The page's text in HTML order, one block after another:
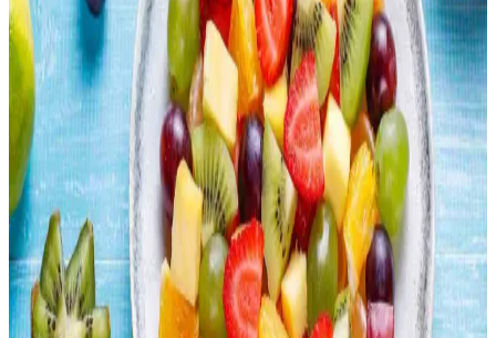
Lahana Nasıl Değerlendirilir? Pişirme Yöntemleri ve
Geleneksel Tarifler
Lahana, ızgara, sote, haşlama, turşu ve dolma gibi çeşitli yöntemlerle
hazırlanabilir. Hem çiğ hem pişmiş tüketimiyle besleyici ve lezzetli
seçenekler sunar.
Çin Büfelerinde Sağlıklı Beslenme: Porsiyon Dengesi
ve Düşük Sodyumlu Seçenekler
Çin büfelerinde sağlıklı beslenmek için porsiyon kontrolü, sebze
tüketimini artırmak ve kızartılmış yiyeceklerden kaçınmak önemlidir.
Düşük sodyumlu soslar tercih edilmeli, protein çeşitliliğine dikkat
edilmelidir.